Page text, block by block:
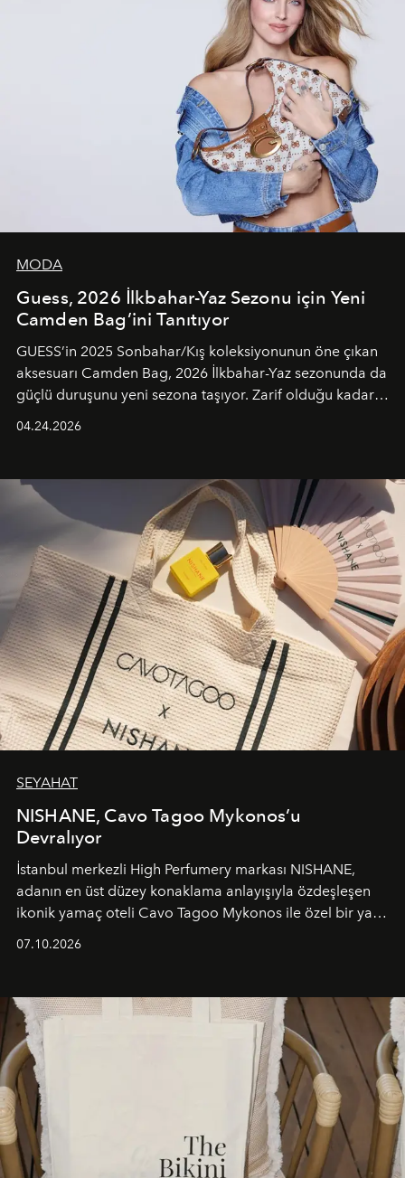
MODA
Guess, 2026 İlkbahar-Yaz Sezonu için Yeni
Camden Bag’ini Tanıtıyor
GUESS’in 2025 Sonbahar/Kış koleksiyonunun öne çıkan
aksesuarı Camden Bag, 2026 İlkbahar-Yaz sezonunda da
güçlü duruşunu yeni sezona taşıyor. Zarif olduğu kadar
04.24.2026
SEYAHAT
NISHANE, Cavo Tagoo Mykonos’u
Devralıyor
İstanbul merkezli High Perfumery markası NISHANE,
adanın en üst düzey konaklama anlayışıyla özdeşleşen
ikonik yamaç oteli Cavo Tagoo Mykonos ile özel bir yaz
buluşturarak markanın Cavo Tagoo’daki varlığını
sürükleyici ve mevsime özel bir deneyime dönüştürüyor.
07.10.2026